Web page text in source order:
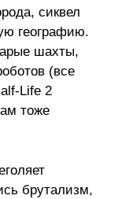
сиквел
географию.
шахты,
(все
Life 2
тоже
брутализм,